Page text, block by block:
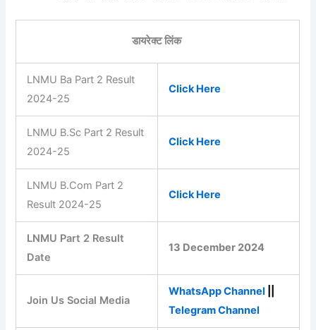
डायरेक्ट लिंक
LNMU Ba Part 2 Result
2024-25
Click Here
LNMU B.Sc Part 2 Result
2024-25
Click Here
LNMU B.Com Part 2
Result 2024-25
Click Here
LNMU Part 2 Result
Date
13 December 2024
Join Us Social Media
WhatsApp Channel
Telegram Channel